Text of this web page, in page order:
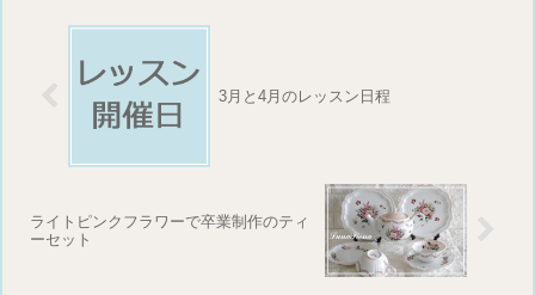
3月と4月のレッスン日程
ライトピンクフラワーで卒業制作のティ
ーセット